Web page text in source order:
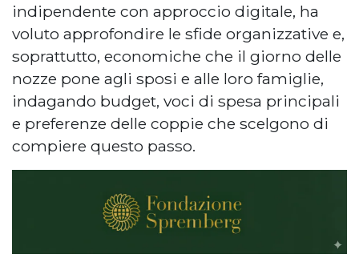
indipendente con approccio digitale, ha
voluto approfondire le sfide organizzative e,
soprattutto, economiche che il giorno delle
nozze pone agli sposi e alle loro famiglie,
indagando budget, voci di spesa principali
e preferenze delle coppie che scelgono di
compiere questo passo.